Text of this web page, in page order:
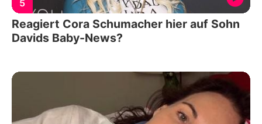
5
Reagiert Cora Schumacher hier auf Sohn
Davids Baby-News?